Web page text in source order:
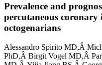
Prevalence and
percutaneous
octogenarians
Alessandro Spirito MD,Â
PhD,Â Birgit Vogel MD,Â